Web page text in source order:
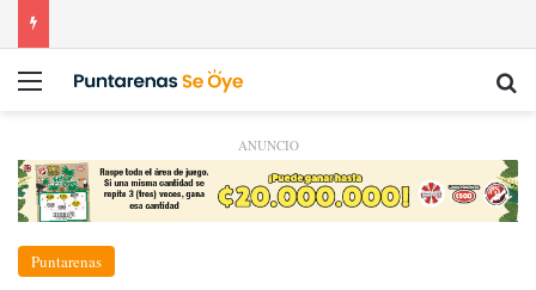
Menú
ANUNCIO
Puntarenas